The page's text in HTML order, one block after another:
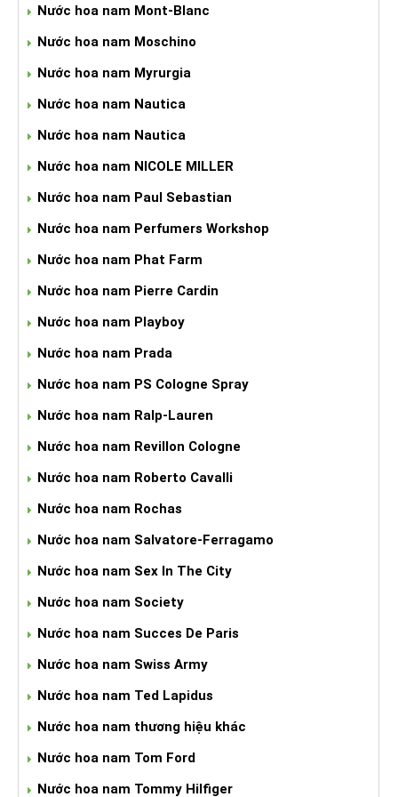
Nước hoa nam Mont-Blanc
Nước hoa nam Moschino
Nước hoa nam Myrurgia
Nước hoa nam Nautica
Nước hoa nam Nautica
Nước hoa nam NICOLE MILLER
Nước hoa nam Paul Sebastian
Nước hoa nam Perfumers Workshop
Nước hoa nam Phat Farm
Nước hoa nam Pierre Cardin
Nước hoa nam Playboy
Nước hoa nam Prada
Nước hoa nam PS Cologne Spray
Nước hoa nam Ralp-Lauren
Nước hoa nam Revillon Cologne
Nước hoa nam Roberto Cavalli
Nước hoa nam Rochas
Nước hoa nam Salvatore-Ferragamo
Nước hoa nam Sex In The City
Nước hoa nam Society
Nước hoa nam Succes De Paris
Nước hoa nam Swiss Army
Nước hoa nam Ted Lapidus
Nước hoa nam thương hiệu khác
Nước hoa nam Tom Ford
Nước hoa nam Tommy Hilfiger